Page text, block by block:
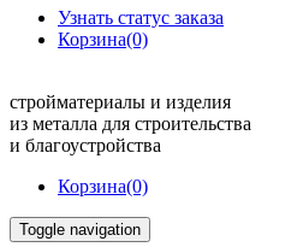
Узнать статус заказа
Корзина(0)
стройматериалы и изделия
из металла для строительства
и благоустройства
Корзина(0)
Toggle navigation